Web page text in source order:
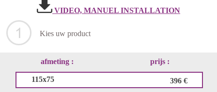
VIDEO, MANUEL INSTALLATION
Kies uw product
afmeting : prijs :
115x75 396 €